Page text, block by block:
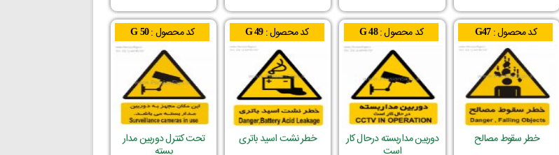
کد محصول :G47
خطر سقوط مصالح
کد محصول :G 48
دوربین مداربسته درحال کار
کد محصول :G 49
خطر نشت اسید باتری
کد محصول :G 50
تحت کنترل دوربین مدار